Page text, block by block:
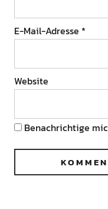
E-Mail-Adresse *
Website
Benachrichtige